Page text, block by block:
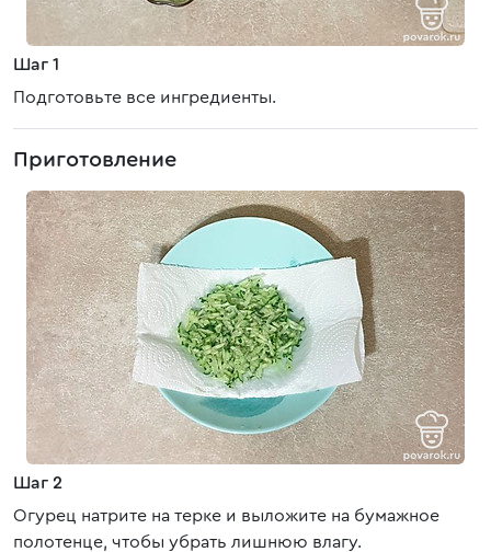
Шаг 1
Подготовьте все ингредиенты.
Приготовление
Шаг 2
Огурец натрите на терке и выложите на бумажное
полотенце, чтобы убрать лишнюю влагу.